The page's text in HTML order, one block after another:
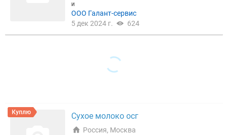
и
ООО Галант-сервис
5 дек 2024 г.
624
Куплю Сухое молоко осг
Россия, Москва